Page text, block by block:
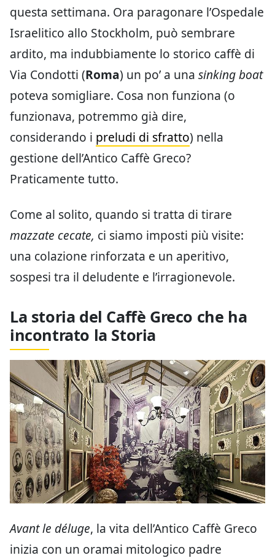
questa settimana. Ora paragonare l’Ospedale
Israelitico allo Stockholm, può sembrare
ardito, ma indubbiamente lo storico caffè di
Via Condotti (Roma) un po’ a una sinking boat
poteva somigliare. Cosa non funziona (o
funzionava, potremmo già dire,
considerando i preludi di sfratto) nella
gestione dell’Antico Caffè Greco?
Praticamente tutto.
Come al solito, quando si tratta di tirare
mazzate cecate, ci siamo imposti più visite:
una colazione rinforzata e un aperitivo,
sospesi tra il deludente e l’irragionevole.
La storia del Caffè Greco che ha
incontrato la Storia
Avant le déluge, la vita dell’Antico Caffè Greco
inizia con un oramai mitologico padre